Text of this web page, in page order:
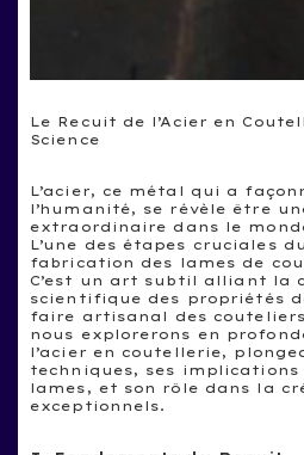
Le Recuit de l’Acier en
Science
L’acier, ce métal qui a
l’humanité, se révèle être
extraordinaire dans le
L’une des étapes cruciales
fabrication des lames de
C’est un art subtil alliant la
scientifique des propriétés
faire artisanal des
nous explorerons en
l’acier en coutellerie,
techniques, ses
lames, et son rôle dans la
exceptionnels.